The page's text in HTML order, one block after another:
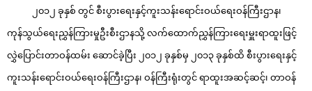
၂၀၁၂ ခုနှစ် တွင် စီးပွားရေးနှင့်ကူးသန်းရောင်းဝယ်ရေးဝန်ကြီးဌာန၊
ကုန်သွယ်ရေးညွှန်ကြားမှုဦးစီးဌာနသို့ လက်ထောက်ညွှန်ကြားရေးမှူးရာထူးဖြင့်
လွှဲပြောင်းတာဝန်ထမ်း ဆောင်ခဲ့ပြီး ၂၀၁၂ ခုနှစ်မှ ၂၀၁၃ ခုနှစ်ထိ စီးပွားရေးနှင့်
ကူးသန်းရောင်းဝယ်ရေးဝန်ကြီးဌာန၊ ဝန်ကြီးရုံးတွင် ရာထူးအဆင့်ဆင့်၊ တာဝန်